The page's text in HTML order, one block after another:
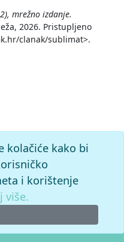
mrežno izdanje.
2026. Pristupljeno
clanak/sublimat>.
kolačiće kako bi
i korištenje
više.
Krleža